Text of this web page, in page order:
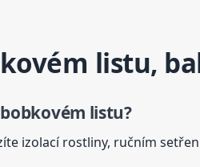
listu,
listu?
izolací rostliny, ručním